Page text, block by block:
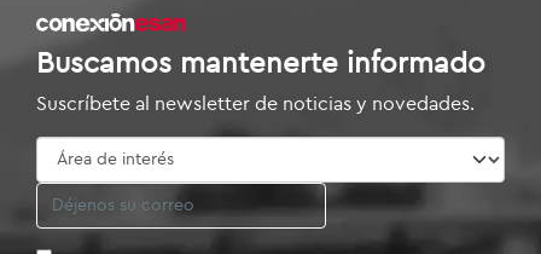
Buscamos mantenerte informado
Suscríbete al newsletter de noticias y novedades.